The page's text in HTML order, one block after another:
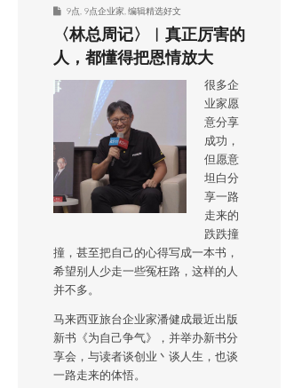
9点 9点企业家 编辑精选好文
〈林总周记〉︱真正厉害的
人，都懂得把恩情放大
很多企
业家愿
意分享
成功，
但愿意
坦白分
享一路
走来的
跌跌撞
撞，甚至把自己的心得写成一本书，
希望别人少走一些冤枉路，这样的人
并不多。
马来西亚旅台企业家潘健成最近出版
新书《为自己争气》，并举办新书分
享会，与读者谈创业丶谈人生，也谈
一路走来的体悟。